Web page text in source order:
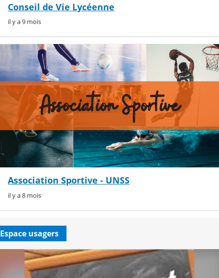
Conseil de Vie Lycéenne
il y a 9 mois
Association Sportive - UNSS
il y a 8 mois
Espace usagers